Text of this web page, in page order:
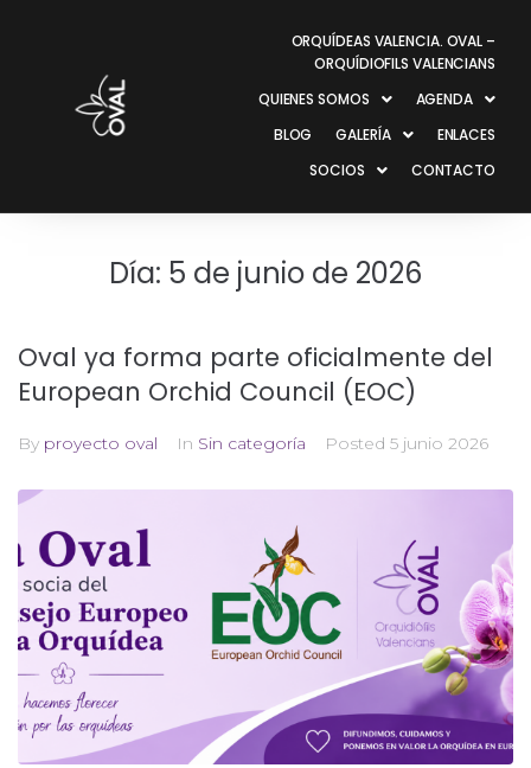
ORQUÍDEAS VALENCIA. OVAL –
ORQUÍDIOFILS VALENCIANS
QUIENES SOMOS
AGENDA
BLOG
GALERÍA
ENLACES
SOCIOS
CONTACTO
Día: 5 de junio de 2026
Oval ya forma parte oficialmente del
European Orchid Council (EOC)
By proyecto oval In Sin categoría Posted 5 junio 2026